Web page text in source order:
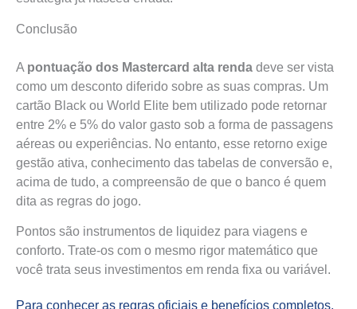
Conclusão
A pontuação dos Mastercard alta renda deve ser vista
como um desconto diferido sobre as suas compras. Um
cartão Black ou World Elite bem utilizado pode retornar
entre 2% e 5% do valor gasto sob a forma de passagens
aéreas ou experiências. No entanto, esse retorno exige
gestão ativa, conhecimento das tabelas de conversão e,
acima de tudo, a compreensão de que o banco é quem
dita as regras do jogo.
Pontos são instrumentos de liquidez para viagens e
conforto. Trate-os com o mesmo rigor matemático que
você trata seus investimentos em renda fixa ou variável.
Para conhecer as regras oficiais e benefícios completos,